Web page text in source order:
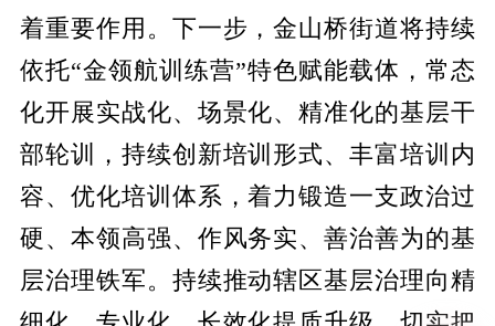
着重要作用。下一步，金山桥街道将持续
依托“金领航训练营”特色赋能载体，常态
化开展实战化、场景化、精准化的基层干
部轮训，持续创新培训形式、丰富培训内
容、优化培训体系，着力锻造一支政治过
硬、本领高强、作风务实、善治善为的基
层治理铁军。持续推动辖区基层治理向精